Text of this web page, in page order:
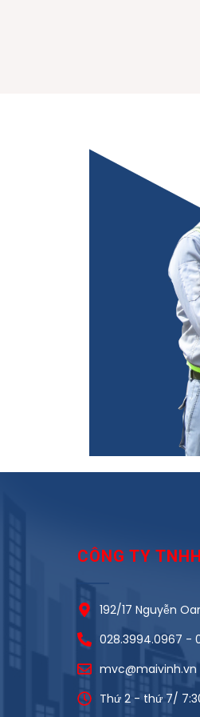
CÔNG TY
192/17 Nguyễn
028.3994.0967 -
mvc@maivinh.vn
Thứ 2 - thứ 7/